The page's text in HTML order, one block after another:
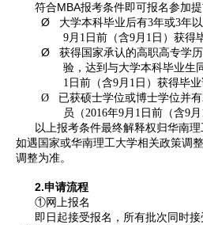
符合MBA报考条件即可报名参加提
Ø 大学本科毕业后有3年或3年
9月 1 日前（含9月 1 日）获得
Ø 获得国家承认的高职高专学
验，达到与大学本科毕业生
1 日前（含9月 1 日）获得毕业
Ø
已获硕士学位或博士学位并有
员（2016年9月 1 日前（含9月
以上报考条件最终解释权归华南理
如遇国家或华南理工大学相关政策调
调整为准。
2.申请流程
①网上报名
即日起接受报名，所有批次同时